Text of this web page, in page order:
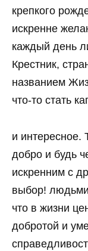
крепкого
искренне
каждый день
Крестник,
названием
что-то стать
и
добро и будь
искренним с
выбор!
что в жизни
добротой и